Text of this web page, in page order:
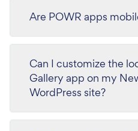
Are POWR apps
Can I customize the
Gallery app on my
WordPress site?